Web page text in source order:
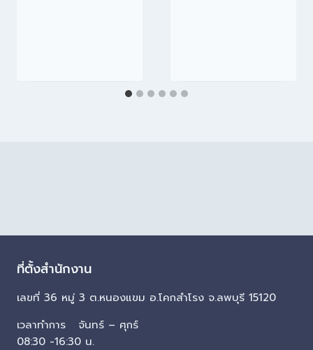
ที่ตั้งสำนักงาน
เลขที่ 36 หมู่ 3 ต.หนองแขม อ.โคกสำโรง จ.ลพบุรี 15120
เวลาทำการ จันทร์ – ศุกร์
08:30 -16:30 น.